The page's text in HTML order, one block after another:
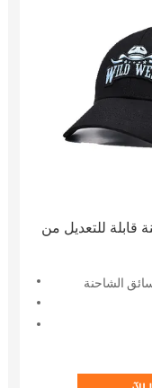
قابلة للتعديل من
الشاحنة